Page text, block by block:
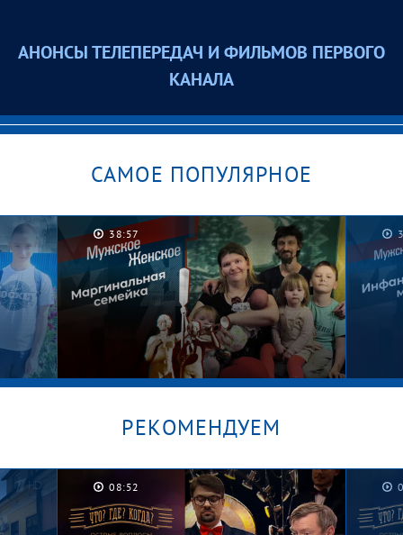
АНОНСЫ ТЕЛЕПЕРЕДАЧ И ФИЛЬМОВ ПЕРВОГО
КАНАЛА
САМОЕ ПОПУЛЯРНОЕ
38:57
Графские развалины. Мужское /
Женское
РЕКОМЕНДУЕМ
08:52